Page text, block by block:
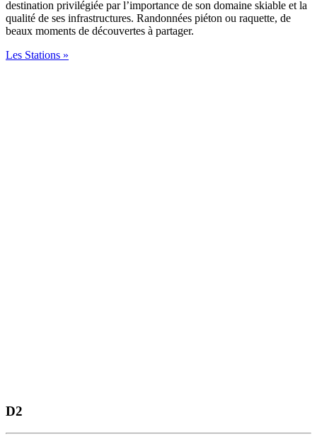
destination privilégiée par l’importance de son domaine skiable et la
qualité de ses infrastructures. Randonnées piéton ou raquette, de
beaux moments de découvertes à partager.
Les Stations »
D2